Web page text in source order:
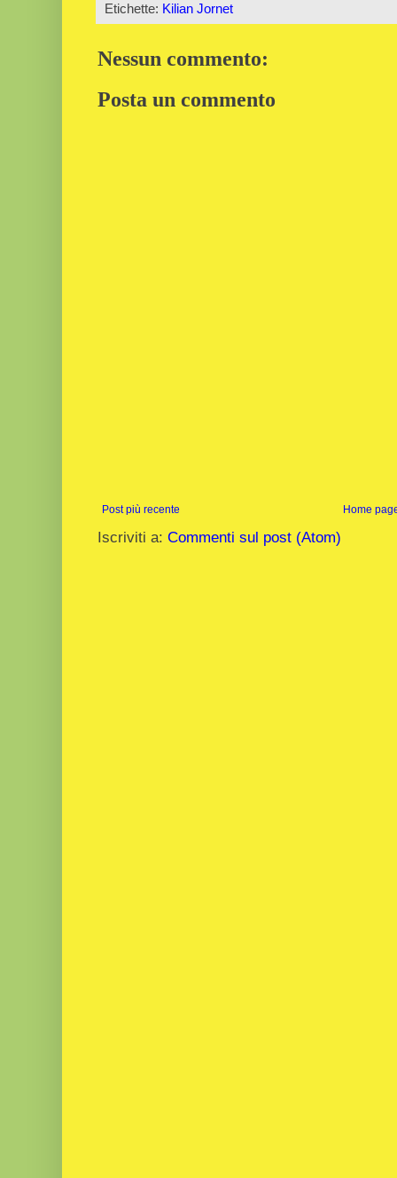
Etichette: Kilian Jornet
Nessun commento:
Posta un commento
Post più recente Home
Iscriviti a: Commenti sul post (Atom)